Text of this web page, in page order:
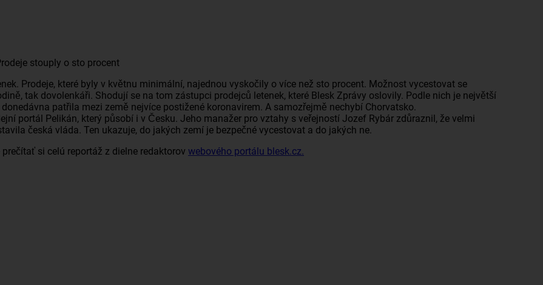
stouply o sto procent
. Prodeje, které byly v květnu minimální, najednou vyskočily o více než sto procent. Možnost vycestovat se
tak dovolenkáři. Shodují se na tom zástupci prodejců letenek, které Blesk Zprávy oslovily. Podle nich je největší
patřila mezi země nejvíce postižené koronavirem. A samozřejmě nechybí Chorvatsko.
portál Pelikán, který působí i v Česku. Jeho manažer pro vztahy s veřejností Jozef Rybár zdůraznil, že velmi
česká vláda. Ten ukazuje, do jakých zemí je bezpečné vycestovat a do jakých ne.
si celú reportáž z dielne redaktorov webového portálu blesk.cz.